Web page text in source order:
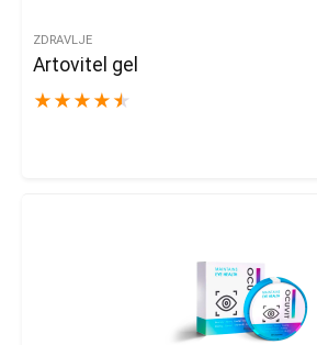
ZDRAVLJE
Artovitel gel
★ ★ ★ ★ ★